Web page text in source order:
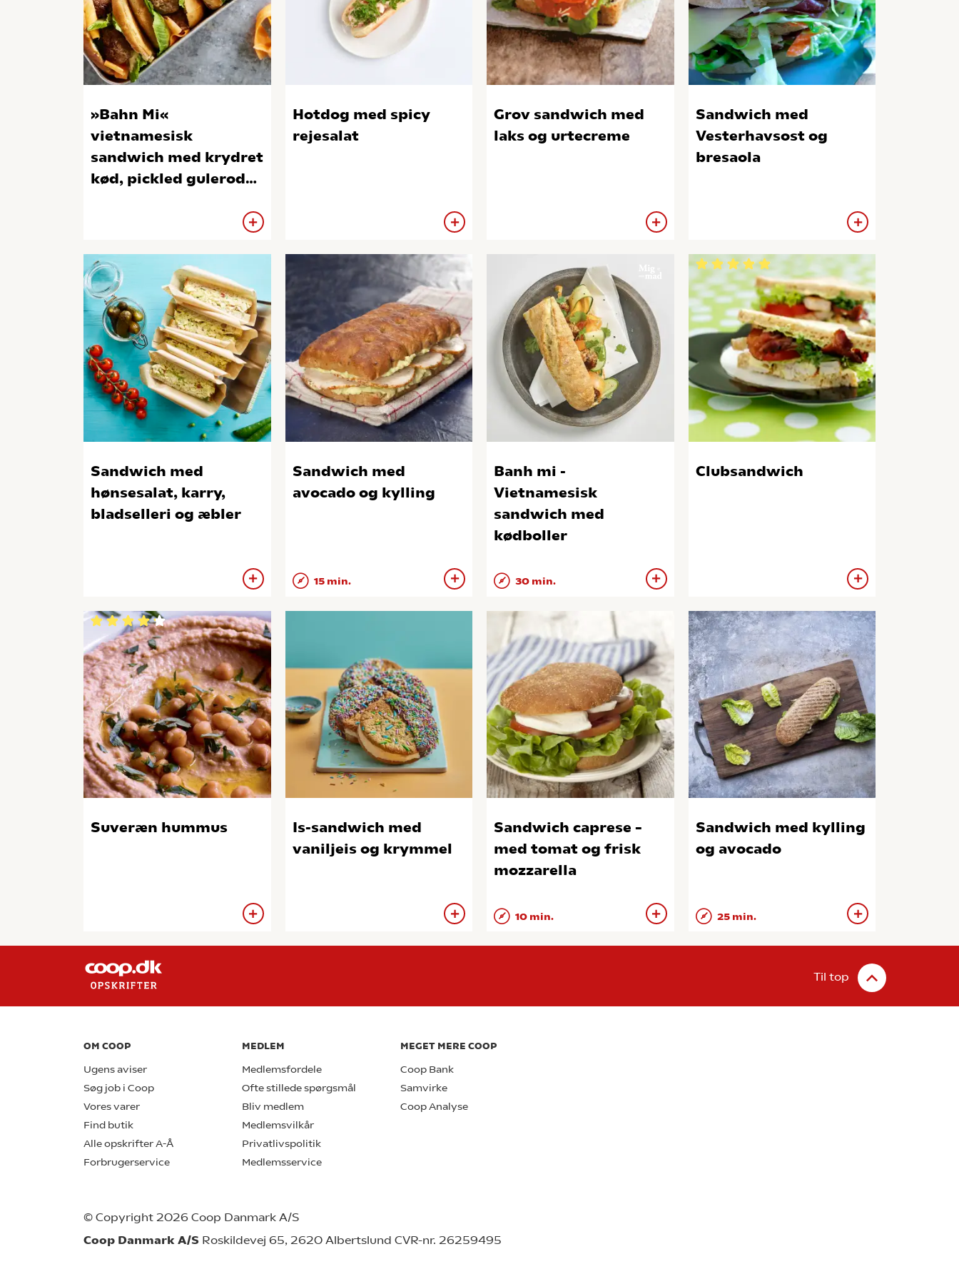
»Bahn Mi«
vietnamesisk
sandwich med krydret
kød, pickled gulerod
Hotdog med spicy
rejesalat
Grov sandwich med
laks og urtecreme
Sandwich med
Vesterhavsost og
bresaola
Sandwich med
hønsesalat, karry,
bladselleri og æbler
Sandwich med
avocado og kylling
15 min.
Banh mi -
Vietnamesisk
sandwich med
kødboller
30 min.
Clubsandwich
Suveræn hummus
Is-sandwich med
vaniljeis og krymmel
Sandwich caprese –
med tomat og frisk
mozzarella
10 min.
Sandwich med kylling
og avocado
25 min.
Til top
OM COOP
Ugens aviser
Søg job i Coop
Vores varer
Find butik
Alle opskrifter A-Å
Forbrugerservice
MEDLEM
Medlemsfordele
Ofte stillede spørgsmål
Bliv medlem
Medlemsvilkår
Privatlivspolitik
Medlemsservice
MEGET MERE COOP
Coop Bank
Samvirke
Coop Analyse
© Copyright 2026 Coop Danmark A/S
Coop Danmark A/S Roskildevej 65, 2620 Albertslund CVR-nr. 26259495